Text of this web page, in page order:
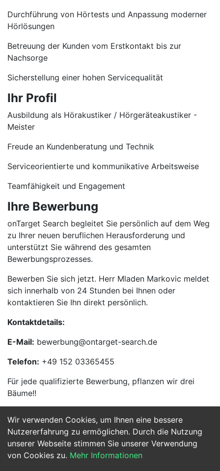
Wir verwenden Cookies, um Ihnen eine bessere
Nutzererfahrung zu ermöglichen. Durch die Nutzung
unserer Webseite stimmen Sie unserer Verwendung
von Cookies zu. Mehr Informationen
Durchführung von Hörtests und Anpassung moderner
Hörlösungen
Betreuung der Kunden vom Erstkontakt bis zur
Nachsorge
Sicherstellung einer hohen Servicequalität
Ihr Profil
Ausbildung als Hörakustiker / Hörgeräteakustiker -
Meister
Freude an Kundenberatung und Technik
Serviceorientierte und kommunikative Arbeitsweise
Teamfähigkeit und Engagement
Ihre Bewerbung
onTarget Search begleitet Sie persönlich auf dem Weg
zu Ihrer neuen beruflichen Herausforderung und
unterstützt Sie während des gesamten
Bewerbungsprozesses.
Bewerben Sie sich jetzt. Herr Mladen Markovic meldet
sich innerhalb von 24 Stunden bei Ihnen oder
kontaktieren Sie Ihn direkt persönlich.
Kontaktdetails:
E-Mail: bewerbung@ontarget-search.de
Telefon: +49 152 03365455
Für jede qualifizierte Bewerbung, pflanzen wir drei
Bäume!!
Jetzt Bewerben